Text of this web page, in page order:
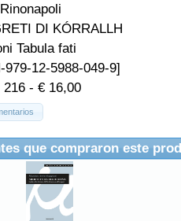
DI KÓRRALLH
Tabula fati
979-12-5988-049-9]
216 - € 16,00
que compraron este